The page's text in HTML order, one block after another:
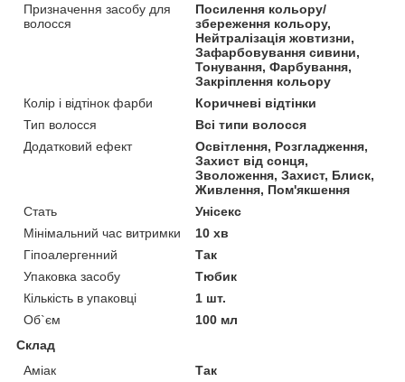
Призначення засобу для
волосся
Посилення кольору/
збереження кольору,
Нейтралізація жовтизни,
Зафарбовування сивини,
Тонування, Фарбування,
Закріплення кольору
Колір і відтінок фарби
Коричневі відтінки
Тип волосся
Всі типи волосся
Додатковий ефект
Освітлення, Розгладження,
Захист від сонця,
Зволоження, Захист, Блиск,
Живлення, Пом'якшення
Стать
Унісекс
Мінімальний час витримки
10 хв
Гіпоалергенний
Так
Упаковка засобу
Тюбик
Кількість в упаковці
1 шт.
Об`єм
100 мл
Склад
Аміак
Так